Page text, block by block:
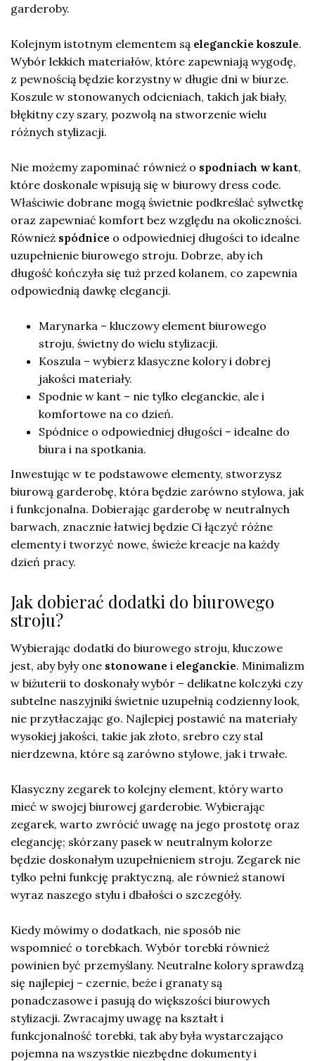
garderoby.
Kolejnym istotnym elementem są eleganckie koszule.
Wybór lekkich materiałów, które zapewniają wygodę,
z pewnością będzie korzystny w długie dni w biurze.
Koszule w stonowanych odcieniach, takich jak biały,
błękitny czy szary, pozwolą na stworzenie wielu
różnych stylizacji.
Nie możemy zapominać również o spodniach w kant,
które doskonale wpisują się w biurowy dress code.
Właściwie dobrane mogą świetnie podkreślać sylwetkę
oraz zapewniać komfort bez względu na okoliczności.
Również spódnice o odpowiedniej długości to idealne
uzupełnienie biurowego stroju. Dobrze, aby ich
długość kończyła się tuż przed kolanem, co zapewnia
odpowiednią dawkę elegancji.
Marynarka – kluczowy element biurowego
stroju, świetny do wielu stylizacji.
Koszula – wybierz klasyczne kolory i dobrej
jakości materiały.
Spodnie w kant – nie tylko eleganckie, ale i
komfortowe na co dzień.
Spódnice o odpowiedniej długości – idealne do
biura i na spotkania.
Inwestując w te podstawowe elementy, stworzysz
biurową garderobę, która będzie zarówno stylowa, jak
i funkcjonalna. Dobierając garderobę w neutralnych
barwach, znacznie łatwiej będzie Ci łączyć różne
elementy i tworzyć nowe, świeże kreacje na każdy
dzień pracy.
Jak dobierać dodatki do biurowego
stroju?
Wybierając dodatki do biurowego stroju, kluczowe
jest, aby były one stonowane i eleganckie. Minimalizm
w biżuterii to doskonały wybór – delikatne kolczyki czy
subtelne naszyjniki świetnie uzupełnią codzienny look,
nie przytłaczając go. Najlepiej postawić na materiały
wysokiej jakości, takie jak złoto, srebro czy stal
nierdzewna, które są zarówno stylowe, jak i trwałe.
Klasyczny zegarek to kolejny element, który warto
mieć w swojej biurowej garderobie. Wybierając
zegarek, warto zwrócić uwagę na jego prostotę oraz
elegancję; skórzany pasek w neutralnym kolorze
będzie doskonałym uzupełnieniem stroju. Zegarek nie
tylko pełni funkcję praktyczną, ale również stanowi
wyraz naszego stylu i dbałości o szczegóły.
Kiedy mówimy o dodatkach, nie sposób nie
wspomnieć o torebkach. Wybór torebki również
powinien być przemyślany. Neutralne kolory sprawdzą
się najlepiej – czernie, beże i granaty są
ponadczasowe i pasują do większości biurowych
stylizacji. Zwracajmy uwagę na kształt i
funkcjonalność torebki, tak aby była wystarczająco
pojemna na wszystkie niezbędne dokumenty i